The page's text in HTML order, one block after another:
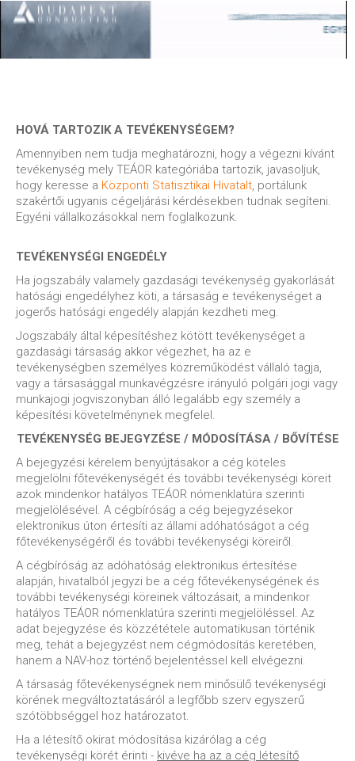
HOVÁ TARTOZIK A TEVÉKENYSÉGEM?
Amennyiben nem tudja meghatározni, hogy a végezni kívánt
tevékenység mely TEÁOR kategóriába tartozik, javasoljuk,
hogy keresse a Központi Statisztikai Hivatalt , portálunk
szakértői ugyanis cégeljárási kérdésekben tudnak segíteni.
Egyéni vállalkozásokkal nem foglalkozunk.
TEVÉKENYSÉGI ENGEDÉLY
Ha jogszabály valamely gazdasági tevékenység gyakorlását
hatósági engedélyhez köti, a társaság e tevékenységet a
jogerős hatósági engedély alapján kezdheti meg.
Jogszabály által képesítéshez kötött tevékenységet a
gazdasági társaság akkor végezhet, ha az e
tevékenységben személyes közreműködést vállaló tagja,
vagy a társasággal munkavégzésre irányuló polgári jogi vagy
munkajogi jogviszonyban álló legalább egy személy a
képesítési követelménynek megfelel.
TEVÉKENYSÉG BEJEGYZÉSE / MÓDOSÍTÁSA / BŐVÍTÉSE
A bejegyzési kérelem benyújtásakor a cég köteles
megjelölni főtevékenységét és további tevékenységi köreit
azok mindenkor hatályos TEÁOR nómenklatúra szerinti
megjelölésével. A cégbíróság a cég bejegyzésekor
elektronikus úton értesíti az állami adóhatóságot a cég
főtevékenységéről és további tevékenységi köreiről.
A cégbíróság az adóhatóság elektronikus értesítése
alapján, hivatalból jegyzi be a cég főtevékenységének és
további tevékenységi köreinek változásait, a mindenkor
hatályos TEÁOR nómenklatúra szerinti megjelöléssel. Az
adat bejegyzése és közzététele automatikusan történik
meg, tehát a bejegyzést nem cégmódosítás keretében,
hanem a NAV-hoz történő bejelentéssel kell elvégezni.
A társaság főtevékenységnek nem minősülő tevékenységi
körének megváltoztatásáról a legfőbb szerv egyszerű
szótöbbséggel hoz határozatot.
Ha a létesítő okirat módosítása kizárólag a cég
tevékenységi körét érinti - kivéve ha az a cég létesítő